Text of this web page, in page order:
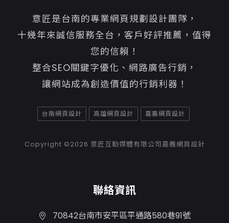
意匠是台南的專業網頁規劃設計團隊，
十幾年來誠信服務全台，客戶好評推薦，值得
您的信賴！
整合SEO關鍵字優化、網路廣告行銷，
讓網站成為創造價值的行銷利器！
台南網頁設計 高雄網頁設計 嘉義網頁設計
Copyright ©2026 意匠互動媒體有限公司嘉義網頁設計
聯絡資訊
70842台南市安平區平通路580巷91號